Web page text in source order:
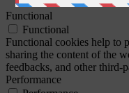
Functional
Functional
Functional cookies help to
sharing the content of the
feedbacks, and other third-
Performance